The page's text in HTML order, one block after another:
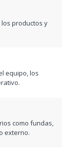
productos y
equipo, los
como fundas,
externo.